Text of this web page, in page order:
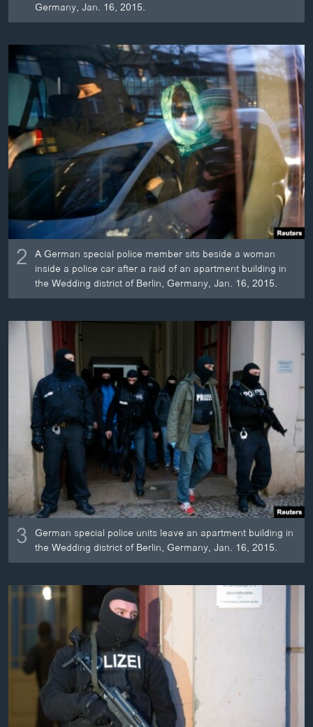
Germany, Jan. 16, 2015.
2 A German special police member sits beside a woman
inside a police car after a raid of an apartment building in
the Wedding district of Berlin, Germany, Jan. 16, 2015.
3 German special police units leave an apartment building in
the Wedding district of Berlin, Germany, Jan. 16, 2015.